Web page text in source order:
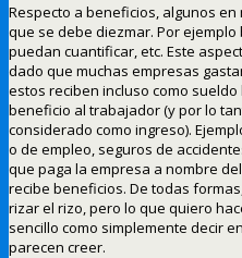
Respecto a beneficios, algunos
que se debe diezmar. Por
puedan cuantificar, etc. Este
dado que muchas empresas
estos reciben incluso como
beneficio al trabajador (y por lo
considerado como ingreso).
o de empleo, seguros de
que paga la empresa a nombre
recibe beneficios. De todas
rizar el rizo, pero lo que quiero
sencillo como simplemente decir
parecen creer.